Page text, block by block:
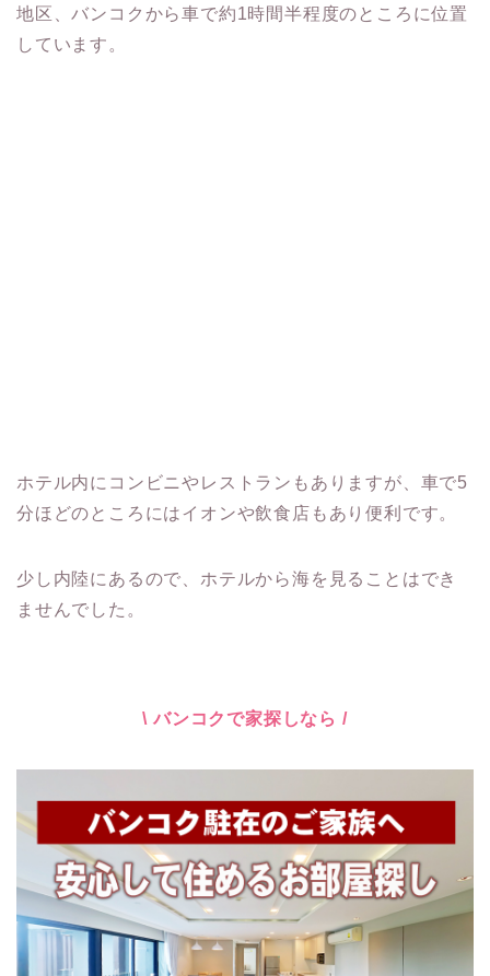
地区、バンコクから車で約1時間半程度のところに位置
しています。
ホテル内にコンビニやレストランもありますが、車で5
分ほどのところにはイオンや飲食店もあり便利です。
少し内陸にあるので、ホテルから海を見ることはでき
ませんでした。
\ バンコクで家探しなら /